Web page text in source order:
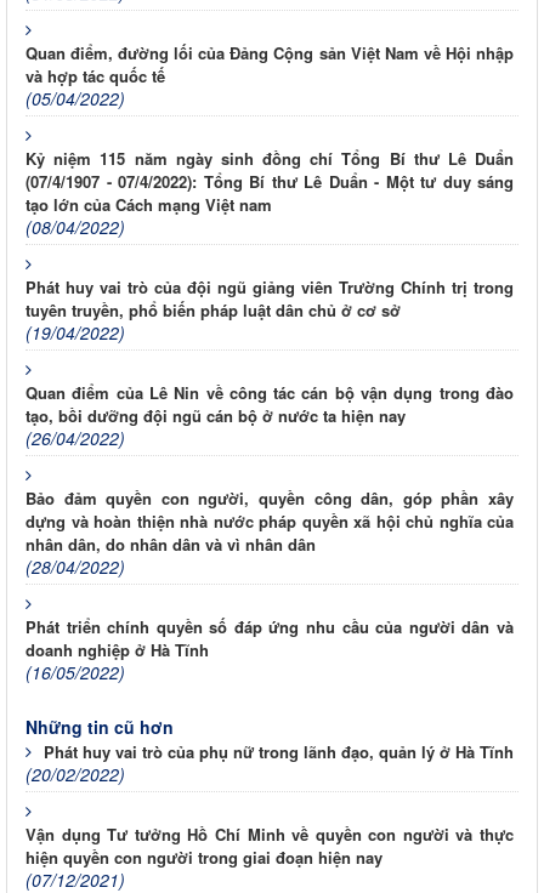
Quan điểm, đường lối của Đảng Cộng sản Việt Nam về Hội nhập
và hợp tác quốc tế
(05/04/2022)
Kỷ niệm 115 năm ngày sinh đồng chí Tổng Bí thư Lê Duẩn
(07/4/1907 - 07/4/2022): Tổng Bí thư Lê Duẩn - Một tư duy sáng
tạo lớn của Cách mạng Việt nam
(08/04/2022)
Phát huy vai trò của đội ngũ giảng viên Trường Chính trị trong
tuyên truyền, phổ biến pháp luật dân chủ ở cơ sở
(19/04/2022)
Quan điểm của Lê Nin về công tác cán bộ vận dụng trong đào
tạo, bồi dưỡng đội ngũ cán bộ ở nước ta hiện nay
(26/04/2022)
Bảo đảm quyền con người, quyền công dân, góp phần xây
dựng và hoàn thiện nhà nước pháp quyền xã hội chủ nghĩa của
nhân dân, do nhân dân và vì nhân dân
(28/04/2022)
Phát triển chính quyền số đáp ứng nhu cầu của người dân và
doanh nghiệp ở Hà Tĩnh
(16/05/2022)
Những tin cũ hơn
Phát huy vai trò của phụ nữ trong lãnh đạo, quản lý ở Hà Tĩnh
(20/02/2022)
Vận dụng Tư tưởng Hồ Chí Minh về quyền con người và thực
hiện quyền con người trong giai đoạn hiện nay
(07/12/2021)